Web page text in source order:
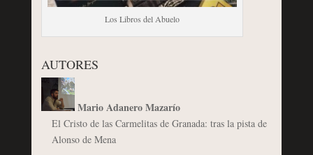
Los Libros del Abuelo
AUTORES
Mario Adanero Mazarío
El Cristo de las Carmelitas de Granada: tras la pista de
Alonso de Mena